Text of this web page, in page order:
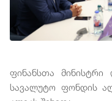
ფინანსთა მინისტრი
სავალუტო ფონდის